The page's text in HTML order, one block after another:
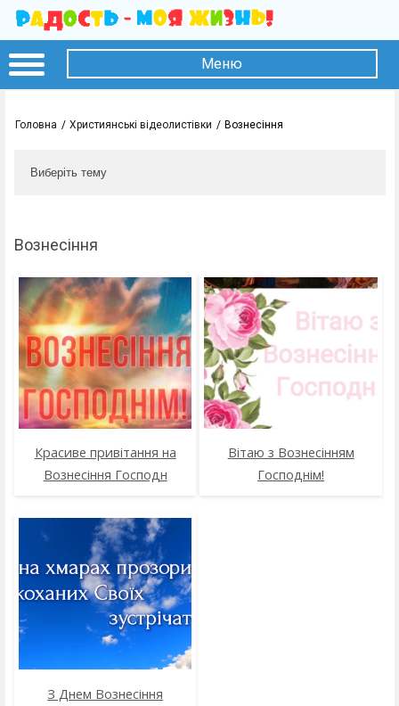
Меню
Головна Християнські відеолистівки Вознесіння
Виберіть тему
Вознесіння
Красиве привітання на
Вознесіння Господн
Вітаю з Вознесінням
Господнім!
З Днем Вознесіння